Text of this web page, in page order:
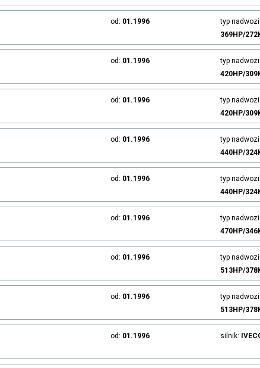
od: 01.1996 typ
369HP/
od: 01.1996 typ
420HP/
od: 01.1996 typ
420HP/
od: 01.1996 typ
440HP/
od: 01.1996 typ
440HP/
od: 01.1996 typ
470HP/
od: 01.1996 typ
513HP/
od: 01.1996 typ
513HP/
od: 01.1996 silnik: